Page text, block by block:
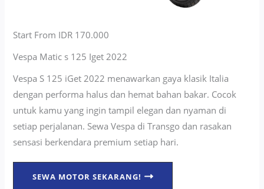
Start From IDR 170.000
Vespa Matic s 125 Iget 2022
Vespa S 125 iGet 2022 menawarkan gaya klasik Italia
dengan performa halus dan hemat bahan bakar. Cocok
untuk kamu yang ingin tampil elegan dan nyaman di
setiap perjalanan. Sewa Vespa di Transgo dan rasakan
sensasi berkendara premium setiap hari.
SEWA MOTOR SEKARANG!